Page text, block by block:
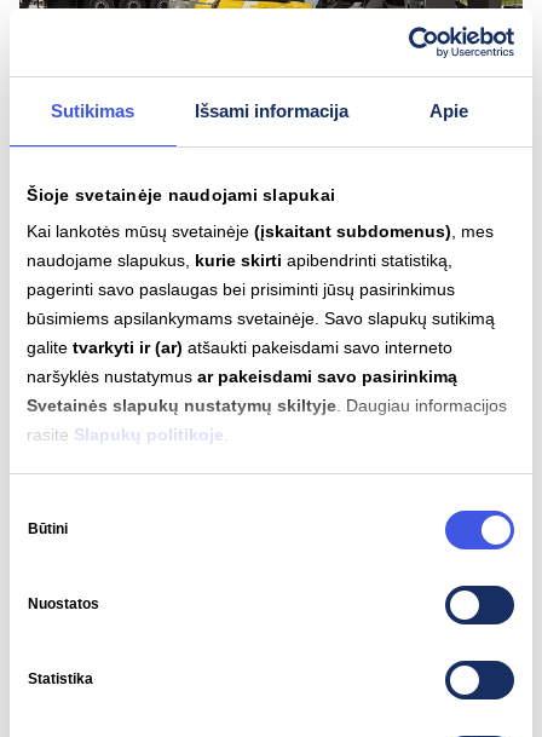
Sutikimas Išsami informacija Apie
Šioje svetainėje naudojami slapukai
Kai lankotės mūsų svetainėje(įskaitant subdomenus) , mes
naudojame slapukus, kurie skirti apibendrinti statistiką,
pagerinti savo paslaugas bei prisiminti jūsų pasirinkimus
būsimiems apsilankymams svetainėje. Savo slapukų sutikimą
galitetvarkyti ir (ar) atšaukti pakeisdami savo interneto
naršyklės nustatymusar pakeisdami savo pasirinkimą
Svetainės slapukų nustatymų skiltyje . Daugiau informacijos
rasite Slapukų politikoje
pasirinkimas
Būtini
Nuostatos
Statistika
Kelyje Vilnius–Klaipėda atidarytas naujos
kartos elektromobilių įkrovimo parkas
ELEKTROMOBILIAI IGNITIS ON